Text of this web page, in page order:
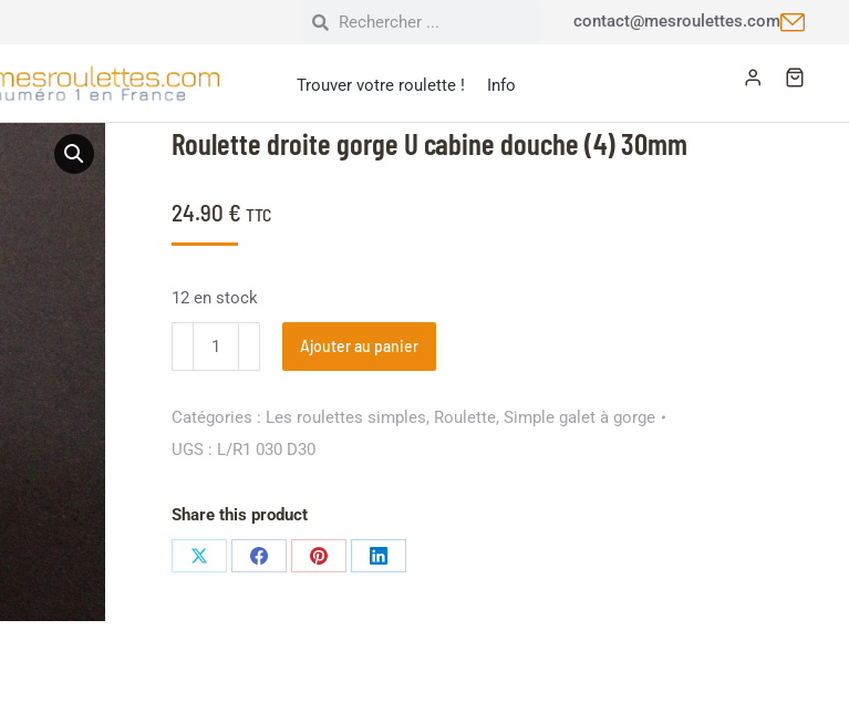
contact@mesroulettes.com
Trouver votre roulette ! Info
Roulette droite gorge U cabine douche (4) 30mm
24.90 € TTC
12 en stock
Ajouter au panier
Catégories : Les roulettes simples, Roulette, Simple galet à gorge
UGS : L/R1 030 D30
Share this product